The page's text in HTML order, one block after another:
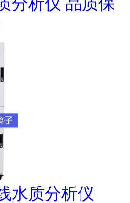
水质分析仪